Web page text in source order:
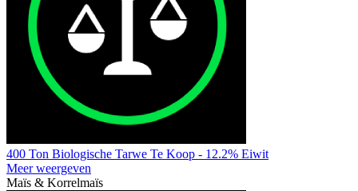
400 Ton Biologische Tarwe Te Koop - 12.2% Eiwit
Meer weergeven
Maïs & Korrelmaïs